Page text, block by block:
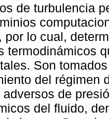
de turbulencia
por lo cual,
termodinámicos
Son
del régimen
adversos de
del fluido,